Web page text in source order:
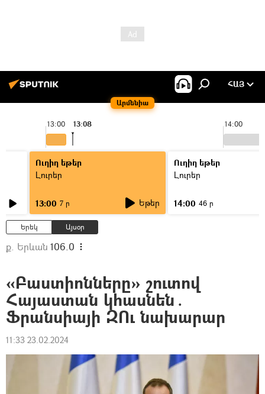
Արմենիա
ՀԱՅ
13:00 14:00
13:08
Ուղիղ եթեր
Լուրեր
13:00 7 ր Եթեր
Ուղիղ եթեր
Լուրեր
14:00 46 ր
Երեկ Այսօր
ք. Երևան 106.0
«Բաստիոնները» շուտով
Հայաստան կհասնեն․
Ֆրանսիայի ԶՈւ նախարար
11:33 23.02.2024